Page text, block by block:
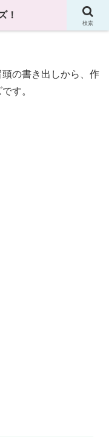
の書き出しから、作
す。
！
検索